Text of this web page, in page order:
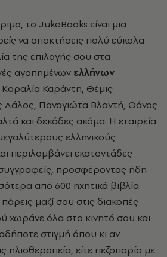
το JukeBooks είναι μια
να αποκτήσεις πολύ εύκολα
της επιλογής σου στα
αγαπημένων ελλήνων
Καράντη, Θέμις
Παναγιώτα Βλαντή, Θάνος
και δεκάδες ακόμα. Η εταιρεία
ελληνικούς
περιλαμβάνει εκατοντάδες
προσφέροντας ήδη
από 600 ηχητικά βιβλία.
μαζί σου στις διακοπές
χωράνε όλα στο κινητό σου και
στιγμή όπου κι αν
ηλιοθεραπεία, είτε πεζοπορία με